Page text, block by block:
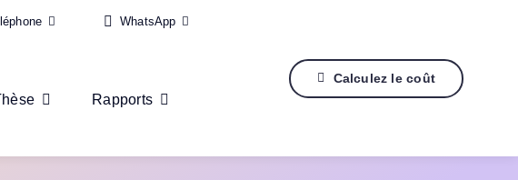
WhatsApp
Rapports
Calculez le coût